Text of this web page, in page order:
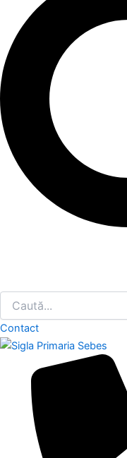
Contact